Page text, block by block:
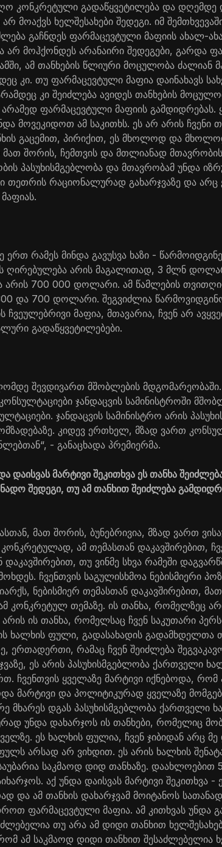
კონკრეტული გადაწყვეტილება და დღემდე
მოაქვს ხელშესახები შედეგი. იმ
გაჩნდეს ფარმაცევტული მაფიის ახალ-
არ მოჰქონდეს არანაირი შედეგები, გარდა
ამ თანხების წლიური მოცულობა ძალიან
კი. თუ ფარმაცევტული მაფია დაინახავს
კი შეიძლება ავიდეს თანხების
ფარმაცევტული მაფიის გამდიდრებას.
მოვეკიდოთ ამ საკითხს. ეს არ არის ჩვენი
გაცემით, პირიქით, ეს მხოლოდ და
შორის, ჩემთვის და მთლიანად
პასუხისმგებლობა და მთავრობამ უნდა
თეთრის რაციონალურად გახარჯვაზე და
ერთ რამეს მინდა გავუსვა ხაზი -
ღირებულება არის მაგალითად, 3 მლნ
არის 700 000 დოლარი. ამ წამლების
300 და 700 დოლარი. შეგვიძლია
ჩვეულებრივი მაფია, მთავარია, ჩვენ არ
გადაწყვეტილებები.
შევდივართ მშობლების მდგომარეობაში.
ჯანდაცვის სამინისტროში
ჯანდაცვის სამინისტრო არის
კიდევ ერთხელ, მზად ვართ
- განაცხადა პრემიერმა.
დაისვას მარტივი შეკითხვა ეს თანხა
შედეგი, თუ ამ თანხით შეიძლება
მათ შორის, ბუნებრივია, მზად ვართ
ამ თემასთან დაკავშირებით,
თუ ვინმე სხვა რამეში
ჩვენთვის საგულისხმოა ნებისმიერი
ნებისმიერ თემასთან დაკავშირებით,
თემაზე. ის თანხა, რომელზეც
ის თანხა, რომელსაც ჩვენ საკუთარი
ხალხის ფული, გადასახადის გადამხდელთა
ერთადერთი, რამაც ჩვენ შეიძლება
ეს არის პასუხისმგებლობა ქართველი
ჩვენთვის ყველაზე მარტივი იქნებოდა, რომ
მარტივი და პოლიტიკურად ყველაზე
მხარეს დგას პასუხისმგებლობა ქართველი
უნდა დახარჯოს ის თანხები, რომელიც
ეს ხალხის ფულია, ჩვენ ჯიბიდან არც
არსად არ ვიხდით. ეს არის ხალხის
საკმაოდ დიდ თანხაზე. დაახლოებით
აქ უნდა დაისვას მარტივი შეკითხვა -
და ამ თანხის დახარჯვამ მოიტანოს
ფარმაცევტული მაფია. ამ კითხვას უნდა
თუ არა ამ დიდი თანხით
ამ საკმაოდ დიდი თანხით შესაძლებელია